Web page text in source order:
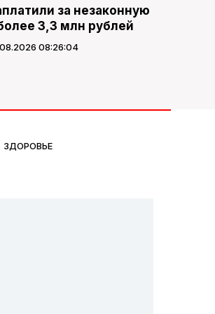
за незаконную
3,3 млн рублей
08:26:04
ЗДОРОВЬЕ